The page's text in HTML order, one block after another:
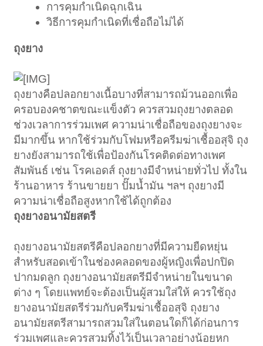
การคุมกำเนิดฉุกเฉิน
วิธีการคุมกำเนิดที่เชื่อถือไม่ได้
ถุงยาง
ถุงยางคือปลอกยางเนื้อบางที่สามารถม้วนออกเพื่อ
ครอบองคชาตขณะแข็งตัว ควรสวมถุงยางตลอด
ช่วงเวลาการร่วมเพศ ความน่าเชื่อถือของถุงยางจะ
มีมากขึ้น หากใช้ร่วมกับโฟมหรือครีมฆ่าเชื้ออสุจิ ถุง
ยางยังสามารถใช้เพื่อป้องกันโรคติดต่อทางเพศ
สัมพันธ์ เช่น โรคเอดส์ ถุงยางมีจำหน่ายทั่วไป ทั้งใน
ร้านอาหาร ร้านขายยา ปั๊มน้ำมัน ฯลฯ ถุงยางมี
ความน่าเชื่อถือสูงหากใช้ได้ถูกต้อง
ถุงยางอนามัยสตรี
ถุงยางอนามัยสตรีคือปลอกยางที่มีความยืดหยุ่น
สำหรับสอดเข้าในช่องคลอดของผู้หญิงเพื่อปกปิด
ปากมดลูก ถุงยางอนามัยสตรีมีจำหน่ายในขนาด
ต่าง ๆ โดยแพทย์จะต้องเป็นผู้สวมใส่ให้ ควรใช้ถุง
ยางอนามัยสตรีร่วมกับครีมฆ่าเชื้ออสุจิ ถุงยาง
อนามัยสตรีสามารถสวมใส่ในตอนใดก็ได้ก่อนการ
ร่วมเพศและควรสวมทิ้งไว้เป็นเวลาอย่างน้อยหก